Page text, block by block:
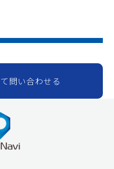
問い合わせる